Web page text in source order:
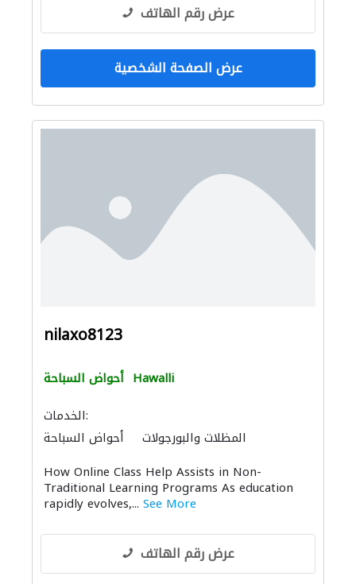
عرض رقم الهاتف
عرض الصفحة الشخصية
nilaxo8123
أحواض السباحة Hawalli
الخدمات:
أحواض السباحة
المظلات والبورجولات
How Online Class Help Assists in Non-
Traditional Learning Programs As education
rapidly evolves,... See More
عرض رقم الهاتف